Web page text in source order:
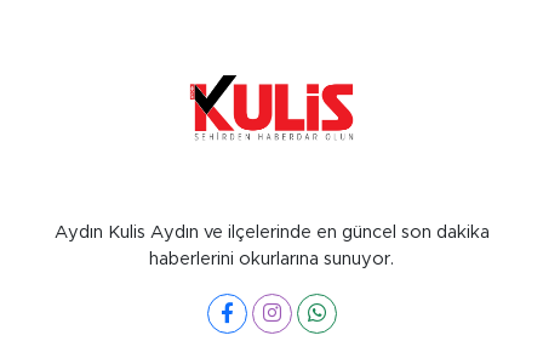
Aydın Kulis Aydın ve ilçelerinde en güncel son dakika
haberlerini okurlarına sunuyor.